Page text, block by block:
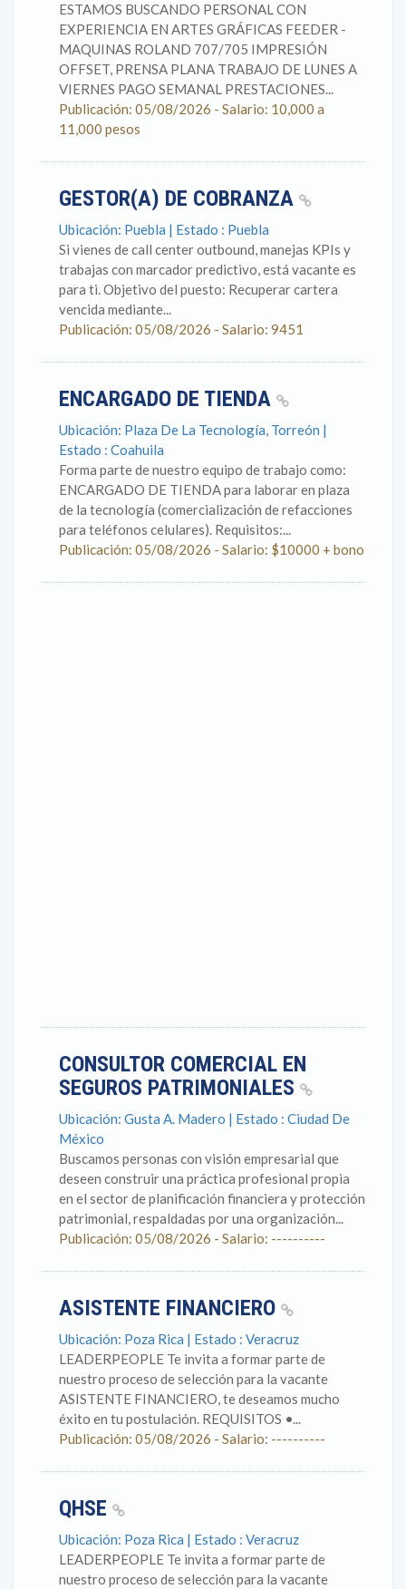
ESTAMOS BUSCANDO PERSONAL CON
EXPERIENCIA EN ARTES GRÁFICAS FEEDER -
MAQUINAS ROLAND 707/705 IMPRESIÓN
OFFSET, PRENSA PLANA TRABAJO DE LUNES A
VIERNES PAGO SEMANAL PRESTACIONES...
Publicación: 05/08/2026 - Salario: 10,000 a
11,000 pesos
GESTOR(A) DE COBRANZA
Ubicación: Puebla | Estado : Puebla
Si vienes de call center outbound, manejas KPIs y
trabajas con marcador predictivo, está vacante es
para ti. Objetivo del puesto: Recuperar cartera
vencida mediante...
Publicación: 05/08/2026 - Salario: 9451
ENCARGADO DE TIENDA
Ubicación: Plaza De La Tecnología, Torreón |
Estado : Coahuila
Forma parte de nuestro equipo de trabajo como:
ENCARGADO DE TIENDA para laborar en plaza
de la tecnología (comercialización de refacciones
para teléfonos celulares). Requisitos:...
Publicación: 05/08/2026 - Salario: $10000 + bono
CONSULTOR COMERCIAL EN
SEGUROS PATRIMONIALES
Ubicación: Gusta A. Madero | Estado : Ciudad De
México
Buscamos personas con visión empresarial que
deseen construir una práctica profesional propia
en el sector de planificación financiera y protección
patrimonial, respaldadas por una organización...
Publicación: 05/08/2026 - Salario: ----------
ASISTENTE FINANCIERO
Ubicación: Poza Rica | Estado : Veracruz
LEADERPEOPLE Te invita a formar parte de
nuestro proceso de selección para la vacante
ASISTENTE FINANCIERO, te deseamos mucho
éxito en tu postulación. REQUISITOS •...
Publicación: 05/08/2026 - Salario: ----------
QHSE
Ubicación: Poza Rica | Estado : Veracruz
LEADERPEOPLE Te invita a formar parte de
nuestro proceso de selección para la vacante